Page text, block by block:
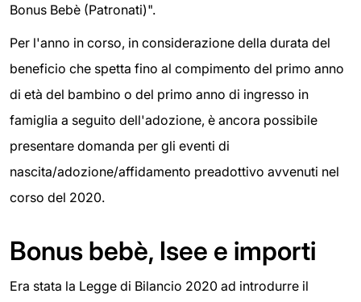
Bonus Bebè (Patronati)".
Per l'anno in corso, in considerazione della durata del
beneficio che spetta fino al compimento del primo anno
di età del bambino o del primo anno di ingresso in
famiglia a seguito dell'adozione, è ancora possibile
presentare domanda per gli eventi di
nascita/adozione/affidamento preadottivo avvenuti nel
corso del 2020.
Bonus bebè, Isee e importi
Era stata la Legge di Bilancio 2020 ad introdurre il